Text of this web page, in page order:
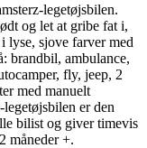
legetøjsbilen.
og let at gribe fat i,
lyse, sjove farver med
brandbil, ambulance,
fly, jeep, 2
med manuelt
er den
bilist og giver timevis
måneder +.